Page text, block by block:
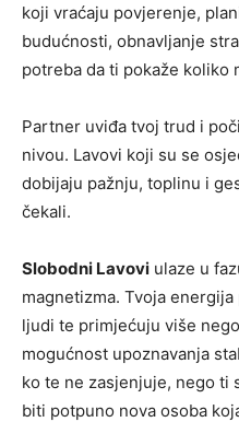
koji vraćaju povjerenje,
budućnosti, obnavljanje
potreba da ti pokaže koliko
Partner uviđa tvoj trud i
nivou. Lavovi koji su se
dobijaju pažnju, toplinu i
čekali.
Slobodni Lavovi ulaze u
magnetizma. Tvoja
ljudi te primjećuju više
mogućnost upoznavanja
ko te ne zasjenjuje, nego ti
biti potpuno nova osoba